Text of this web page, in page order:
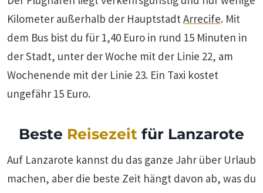
Kilometer außerhalb der HauptstadtArrecife. Mit
dem Bus bist du für 1,40 Euro in rund 15 Minuten in
der Stadt, unter der Woche mit der Linie 22, am
Wochenende mit der Linie 23. Ein Taxi kostet
ungefähr 15 Euro.
Beste Reisezeit für Lanzarote
Auf Lanzarote kannst du das ganze Jahr über Urlaub
machen, aber die beste Zeit hängt davon ab, was du